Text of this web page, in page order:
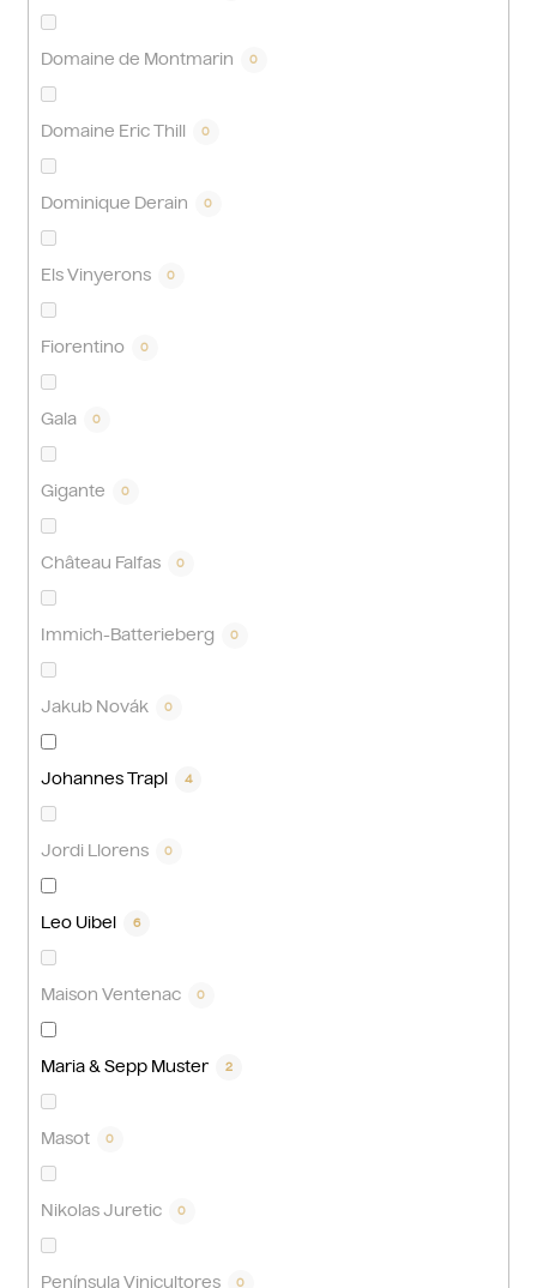
Domaine de Montmarin 0
Domaine Eric Thill 0
Dominique Derain 0
Els Vinyerons 0
Fiorentino 0
Gala 0
Gigante 0
Château Falfas 0
Immich-Batterieberg 0
Jakub Novák 0
Johannes Trapl 4
Jordi Llorens 0
Leo Uibel 6
Maison Ventenac 0
Maria & Sepp Muster 2
Masot 0
Nikolas Juretic 0
Península Vinicultores 0